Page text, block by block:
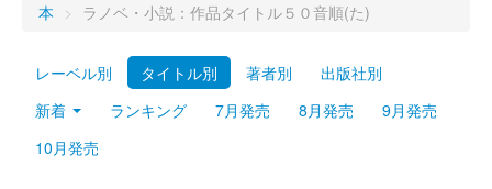
Myシェルフ
プレミアム
本 > ラノベ・小説：作品タイトル５０音順(た)
レーベル別 タイトル別 著者別
出版社別
新着
ランキング 7月発売 8月発売
9月発売
10月発売